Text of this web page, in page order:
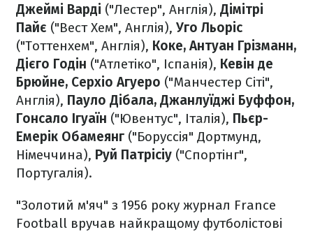
Джеймі Варді ("Лестер", Англія), Дімітрі
Пайє ("Вест Хем", Англія), Уго Льоріс
("Тоттенхем", Англія), Коке, Антуан Грізманн,
Дієго Годін ("Атлетіко", Іспанія), Кевін де
Брюйне, Серхіо Агуеро ("Манчестер Сіті",
Англія), Пауло Дібала, Джанлуїджі Буффон,
Гонсало Ігуаїн ("Ювентус", Італія), Пьєр-
Емерік Обамеянг ("Боруссія" Дортмунд,
Німеччина), Руй Патрісіу ("Спортінг",
Португалія).
"Золотий м'яч" з 1956 року журнал France
Football вручав найкращому футболістові